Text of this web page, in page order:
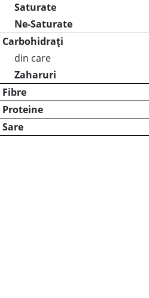
Saturate
Ne-Saturate
Carbohidrați
din care
Zaharuri
Fibre
Proteine
Sare